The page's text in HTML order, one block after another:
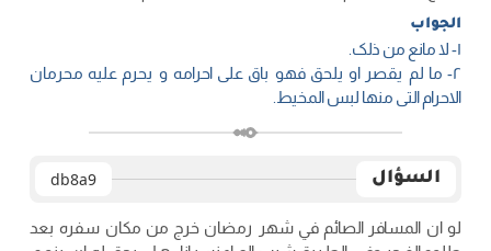
الجواب
١- لا مانع من ذلک.
٢- ما لم یقصر او یلحق فهو باق علی احرامه و یحرم علیه محرمان
الاحرام التی منها لبس المخیط.
السؤال db8a9
لو ان المسافر الصائم في شهر رمضان خرج من مكان سفره بعد